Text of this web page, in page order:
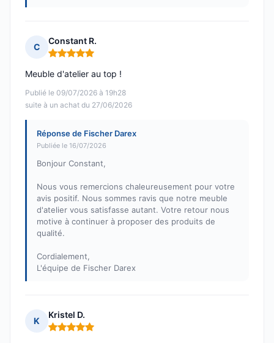
C
Constant R.
Note : 5 sur 5
Publié le 09/07/2026 à 19h28
suite à un achat du 27/06/2026
Meuble d'atelier au top !
Réponse de Fischer Darex
Publiée le 16/07/2026
Bonjour Constant,
Nous vous remercions chaleureusement pour votre
avis positif. Nous sommes ravis que notre meuble
d'atelier vous satisfasse autant. Votre retour nous
motive à continuer à proposer des produits de
qualité.
Cordialement,
L'équipe de Fischer Darex
K
Kristel D.
Note : 5 sur 5